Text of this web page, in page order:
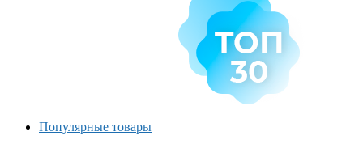
Популярные товары